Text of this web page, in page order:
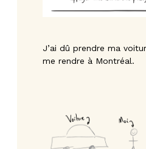
J’ai dû prendre ma
me rendre à Montréal.